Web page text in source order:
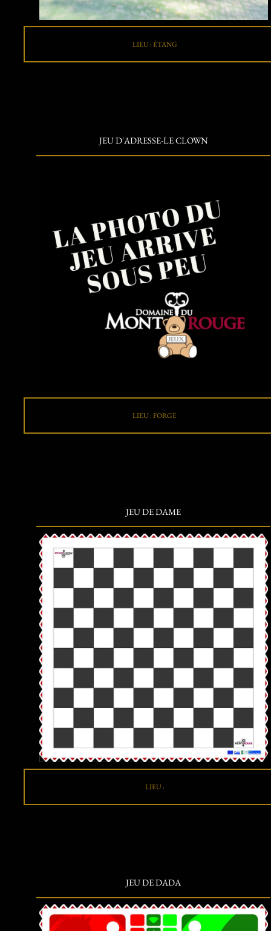
LIEU : ÉTANG
JEU D'ADRESSE-LE CLOWN
LIEU : FORGE
JEU DE DAME
LIEU :
JEU DE DADA